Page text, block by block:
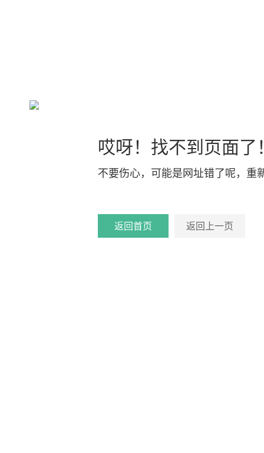
哎呀！找不到页面了
不要伤心，可能是网址错了呢，重
返回首页 返回上一页